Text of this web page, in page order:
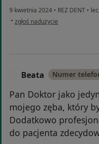
9 kwietnia 2024 • REZ DENT •
• w opinii użytkownika Wirginia
zgłoś nadużycie
Beata Numer
Pan Doktor jako
mojego zęba, który
Dodatkowo
do pacjenta